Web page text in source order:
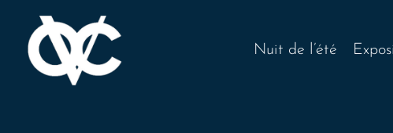
contenu
Nuit de l’été